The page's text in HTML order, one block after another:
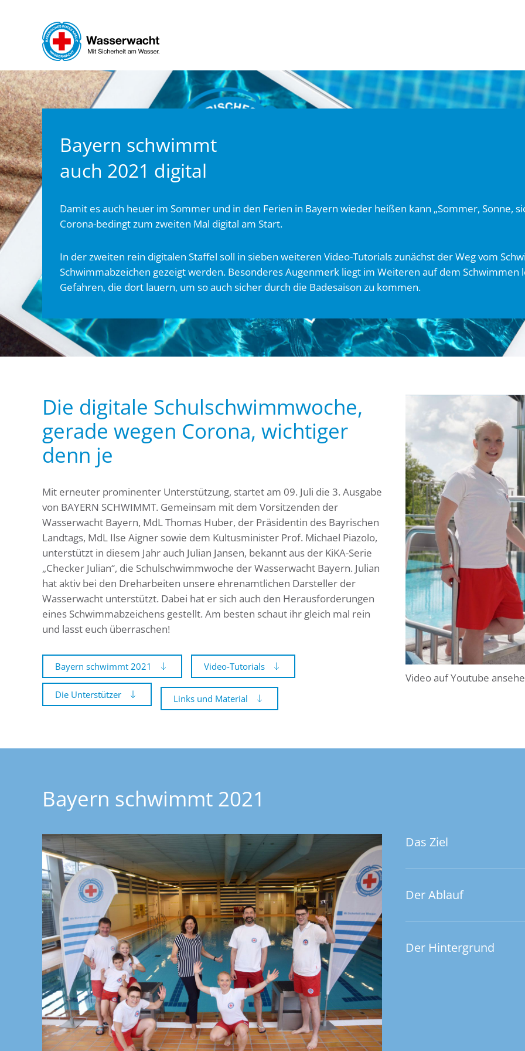
Zum Hauptinhalt springen
Bayern schwimmt
auch 2021 digital
Damit es auch heuer im Sommer und in den Ferien in Bayern wieder heißen kann „Sommer, Sonne,
Corona-bedingt zum zweiten Mal digital am Start.
In der zweiten rein digitalen Staffel soll in sieben weiteren Video-Tutorials zunächst der Weg vom
Schwimmabzeichen gezeigt werden. Besonderes Augenmerk liegt im Weiteren auf dem Schwimmen
Gefahren, die dort lauern, um so auch sicher durch die Badesaison zu kommen.
Die digitale Schulschwimmwoche,
gerade wegen Corona, wichtiger
denn je
Mit erneuter prominenter Unterstützung, startet am 09. Juli die 3. Ausgabe
von BAYERN SCHWIMMT. Gemeinsam mit dem Vorsitzenden der
Wasserwacht Bayern, MdL Thomas Huber, der Präsidentin des Bayrischen
Landtags, MdL Ilse Aigner sowie dem Kultusminister Prof. Michael Piazolo,
unterstützt in diesem Jahr auch Julian Jansen, bekannt aus der KiKA-Serie
„Checker Julian“, die Schulschwimmwoche der Wasserwacht Bayern. Julian
hat aktiv bei den Dreharbeiten unsere ehrenamtlichen Darsteller der
Wasserwacht unterstützt. Dabei hat er sich auch den Herausforderungen
eines Schwimmabzeichens gestellt. Am besten schaut ihr gleich mal rein
und lasst euch überraschen!
Bayern schwimmt 2021 Video-Tutorials
Die Unterstützer Links und Material
Video auf Youtube
Bayern schwimmt 2021
Das Ziel
Der Ablauf
Der Hintergrund